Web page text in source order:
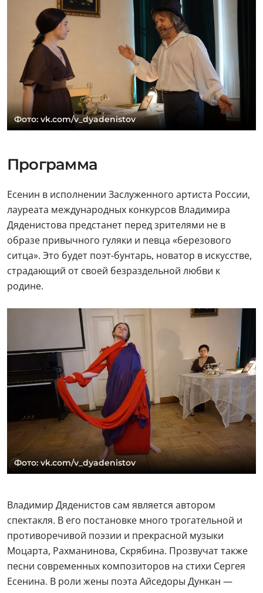
Фото: vk.com/v_dyadenistov
Программа
Есенин в исполнении Заслуженного артиста России,
лауреата международных конкурсов Владимира
Дяденистова предстанет перед зрителями не в
образе привычного гуляки и певца «березового
ситца». Это будет поэт-бунтарь, новатор в искусстве,
страдающий от своей безраздельной любви к
родине.
Фото: vk.com/v_dyadenistov
Владимир Дяденистов сам является автором
спектакля. В его постановке много трогательной и
противоречивой поэзии и прекрасной музыки
Моцарта, Рахманинова, Скрябина. Прозвучат также
песни современных композиторов на стихи Сергея
Есенина. В роли жены поэта Айседоры Дункан —